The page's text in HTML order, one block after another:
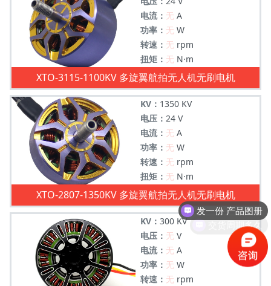
电流： 无 A
功率： 无 W
转速： 无 rpm
扭矩： 无 N·m
XTO-3115-1100KV 多旋翼航拍无人机无刷电机
KV： 1350 KV
电压： 24 V
电流： 无 A
功率： 无 W
转速： 无 rpm
扭矩： 无 N·m
XTO-2807-1350KV 多旋翼航拍无人机无刷电机
KV： 300 KV
电压： 无 V
电流： 无 A
功率： 无 W
转速： 无 rpm
发一份 产品图册
交货周期多久